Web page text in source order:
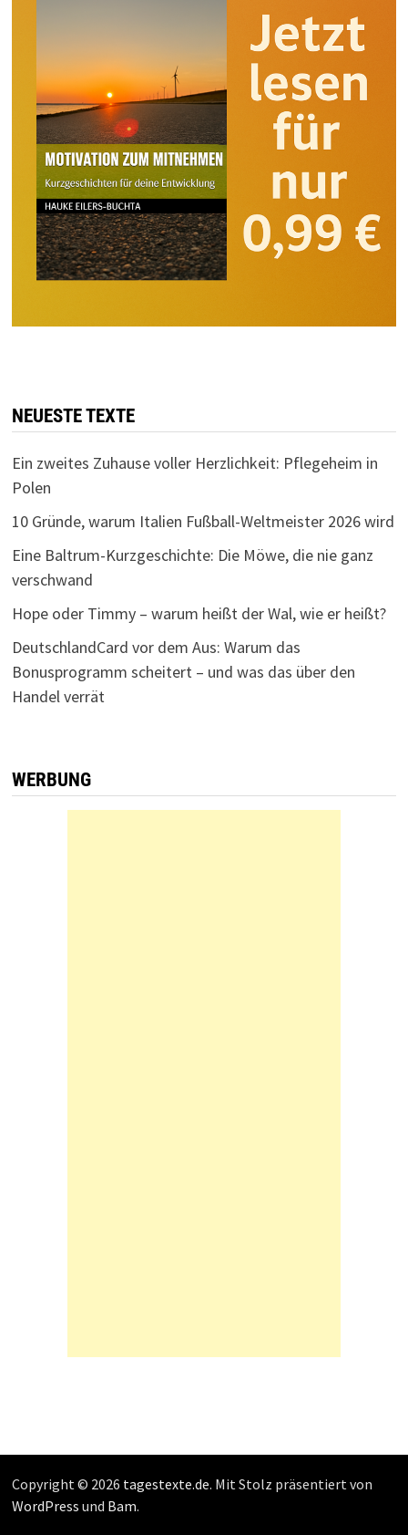
NEUESTE TEXTE
Ein zweites Zuhause voller Herzlichkeit: Pflegeheim in
Polen
10 Gründe, warum Italien Fußball-Weltmeister 2026 wird
Eine Baltrum-Kurzgeschichte: Die Möwe, die nie ganz
verschwand
Hope oder Timmy – warum heißt der Wal, wie er heißt?
DeutschlandCard vor dem Aus: Warum das
Bonusprogramm scheitert – und was das über den
Handel verrät
WERBUNG
Copyright © 2026 tagestexte.de. Mit Stolz präsentiert von
WordPress und Bam.